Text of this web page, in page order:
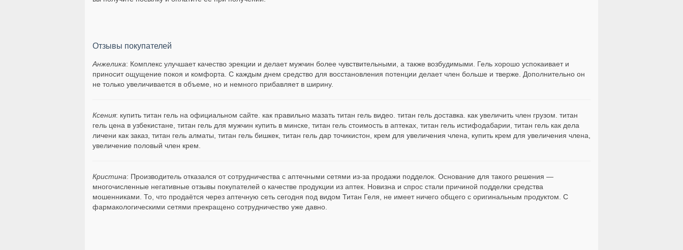
Отзывы покупателей
Анжелика: Комплекс улучшает качество эрекции и делает мужчин более чувствительными, а также возбудимыми. Гель хорошо успокаивает и
приносит ощущение покоя и комфорта. С каждым днем средство для восстановления потенции делает член больше и тверже. Дополнительно он
не только увеличивается в объеме, но и немного прибавляет в ширину.
Ксения: купить титан гель на официальном сайте. как правильно мазать титан гель видео. титан гель доставка. как увеличить член грузом. титан
гель цена в узбекистане, титан гель для мужчин купить в минске, титан гель стоимость в аптеках, титан гель истифодабарии, титан гель как дела
личени как заказ, титан гель алматы, титан гель бишкек, титан гель дар точикистон, крем для увеличения члена, купить крем для увеличения члена,
увеличение половый член крем.
Кристина: Производитель отказался от сотрудничества с аптечными сетями из-за продажи подделок. Основание для такого решения —
многочисленные негативные отзывы покупателей о качестве продукции из аптек. Новизна и спрос стали причиной подделки средства
мошенниками. То, что продаётся через аптечную сеть сегодня под видом Титан Геля, не имеет ничего общего с оригинальным продуктом. С
фармакологическими сетями прекращено сотрудничество уже давно.